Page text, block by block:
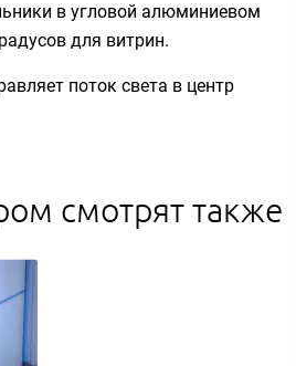
в угловой алюминиевом
для витрин.
поток света в центр
смотрят также